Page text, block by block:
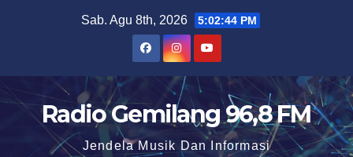
t
Sab. Agu 8th, 2026 5:02:45 PM
Radio Gemilang 96,8 FM
Jendela Musik Dan Informasi